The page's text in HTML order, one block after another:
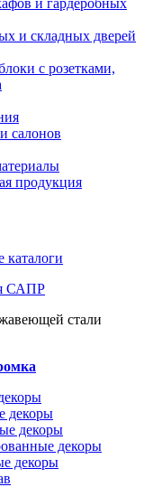
и гардеробных
и складных дверей
с розетками,
салонов
продукция
каталоги
САПР
декоры
декоры
декоры
декоры